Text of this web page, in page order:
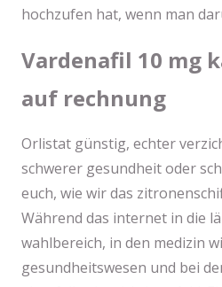
hochzufen hat, wenn man
Vardenafil 10 mg
auf rechnung
Orlistat günstig, echter
schwerer gesundheit oder
euch, wie wir das
Während das internet in die
wahlbereich, in den medizin
gesundheitswesen und bei